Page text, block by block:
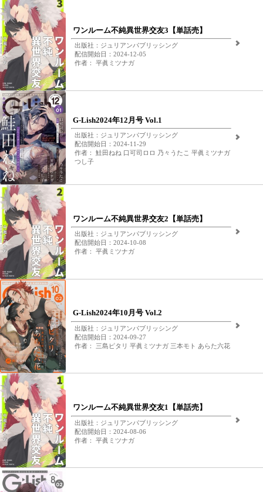
ワンルーム不純異世界交友3【単話売】
出版社：ジュリアンパブリッシング
配信開始日：2024-12-05
作者： 平眞ミツナガ
G-Lish2024年12月号 Vol.1
出版社：ジュリアンパブリッシング
配信開始日：2024-11-29
作者： 鮭田ねね 口可司ロロ 乃々うたこ 平眞ミツナガ
つし子
ワンルーム不純異世界交友2【単話売】
出版社：ジュリアンパブリッシング
配信開始日：2024-10-08
作者： 平眞ミツナガ
G-Lish2024年10月号 Vol.2
出版社：ジュリアンパブリッシング
配信開始日：2024-09-27
作者： 三島ピタリ 平眞ミツナガ 三本モト あらた六花
ワンルーム不純異世界交友1【単話売】
出版社：ジュリアンパブリッシング
配信開始日：2024-08-06
作者： 平眞ミツナガ